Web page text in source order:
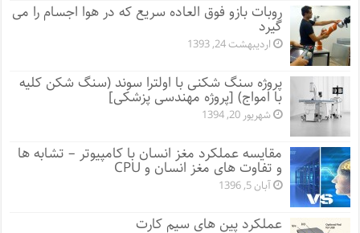
روبات بازو فوق العاده سریع که در هوا اجسام را می
گیرد
اردیبهشت 24, 1393
پروژه سنگ شکنی با اولترا سوند (سنگ شکن کلیه
با امواج) [پروژه مهندسی پزشکی]
شهریور 20, 1394
مقایسه عملکرد مغز انسان با کامپیوتر – تشابه ها
و تفاوت های مغز انسان و CPU
آبان 5, 1396
عملکرد پین های سیم کارت